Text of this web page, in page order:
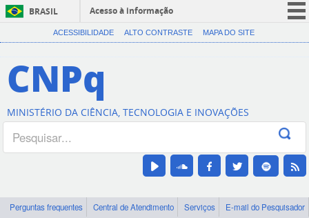
BRASIL
Acesso à informação
CORONAVÍRUS (COVID-19)
Canais
ACESSIBILIDADE ALTO CONTRASTE MAPA DO SITE
CNPq
MINISTÉRIO DA CIÊNCIA, TECNOLOGIA E INOVAÇÕES
Perguntas frequentes Central de Atendimento Serviços
E-mail do Pesquisador